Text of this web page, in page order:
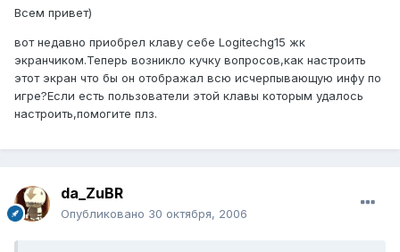
Всем привет)
вот недавно приобрел клаву себе Logitechg15 жк
экранчиком.Теперь возникло кучку вопросов,как настроить
этот экран что бы он отображал всю исчерпывающую инфу по
игре?Если есть пользователи этой клавы которым удалось
настроить,помогите плз.
da_ZuBR
Опубликовано 30 октября, 2006